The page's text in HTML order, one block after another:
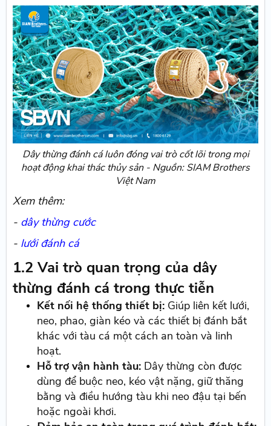
Dây thừng đánh cá luôn đóng vai trò cốt lõi trong mọi
hoạt động khai thác thủy sản - Nguồn: SIAM Brothers
Việt Nam
Xem thêm:
- dây thừng cước
- lưới đánh cá
1.2 Vai trò quan trọng của dây
thừng đánh cá trong thực tiễn
Kết nối hệ thống thiết bị: Giúp liên kết lưới,
neo, phao, giàn kéo và các thiết bị đánh bắt
khác với tàu cá một cách an toàn và linh
hoạt.
Hỗ trợ vận hành tàu: Dây thừng còn được
dùng để buộc neo, kéo vật nặng, giữ thăng
bằng và điều hướng tàu khi neo đậu tại bến
hoặc ngoài khơi.